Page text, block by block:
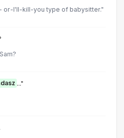
- or-I'll-kill-you type of babysitter."
..."